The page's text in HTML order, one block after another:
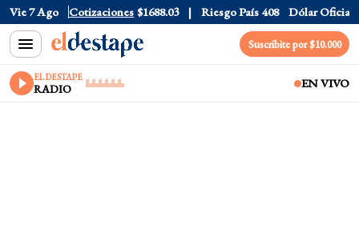
Vie 7 Ago Cotizaciones
CCL $1577.3 Euro $1688.03 Riesgo País 408 Dólar Oficial
Suscribite por $10.000
EL DESTAPE
RADIO EN VIVO